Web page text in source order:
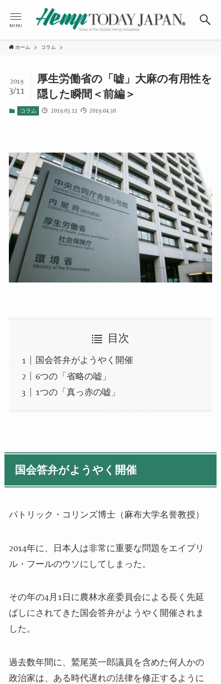
MENU
ホーム コラム
厚生労働省の「嘘」大麻の有用性を
隠した瞬間＜前編＞
2019
3/11
コラム 2019.03.11 2019.04.30
目次
国会答弁がようやく開催
6つの「省略の嘘」
1つの「真っ赤の嘘」
国会答弁がようやく開催
パトリック・コリンズ博士（麻布大学名誉教授）
2014年に、日本人は非常に重要な問題をエイプリ
ル・フールのウソにしてしまった。
その年の4月 1日に農林水産委員会による長く先延
ばしにされてきた国会答弁がようやく開催されま
した。
過去数年間に、鷲尾英一郎議員を含めた何人かの
政治家は、ある時代遅れの法律を修正するように